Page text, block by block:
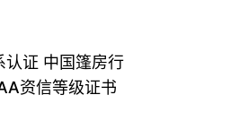
证 中国篷房行
资信等级证书